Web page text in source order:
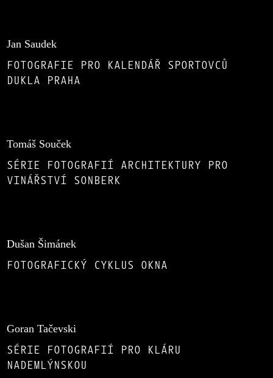
Jan Saudek
FOTOGRAFIE PRO KALENDÁŘ SPORTOVCŮ
DUKLA PRAHA
Tomáš Souček
SÉRIE FOTOGRAFIÍ ARCHITEKTURY PRO
VINÁŘSTVÍ SONBERK
Dušan Šimánek
FOTOGRAFICKÝ CYKLUS OKNA
Goran Tačevski
SÉRIE FOTOGRAFIÍ PRO KLÁRU
NADEMLÝNSKOU